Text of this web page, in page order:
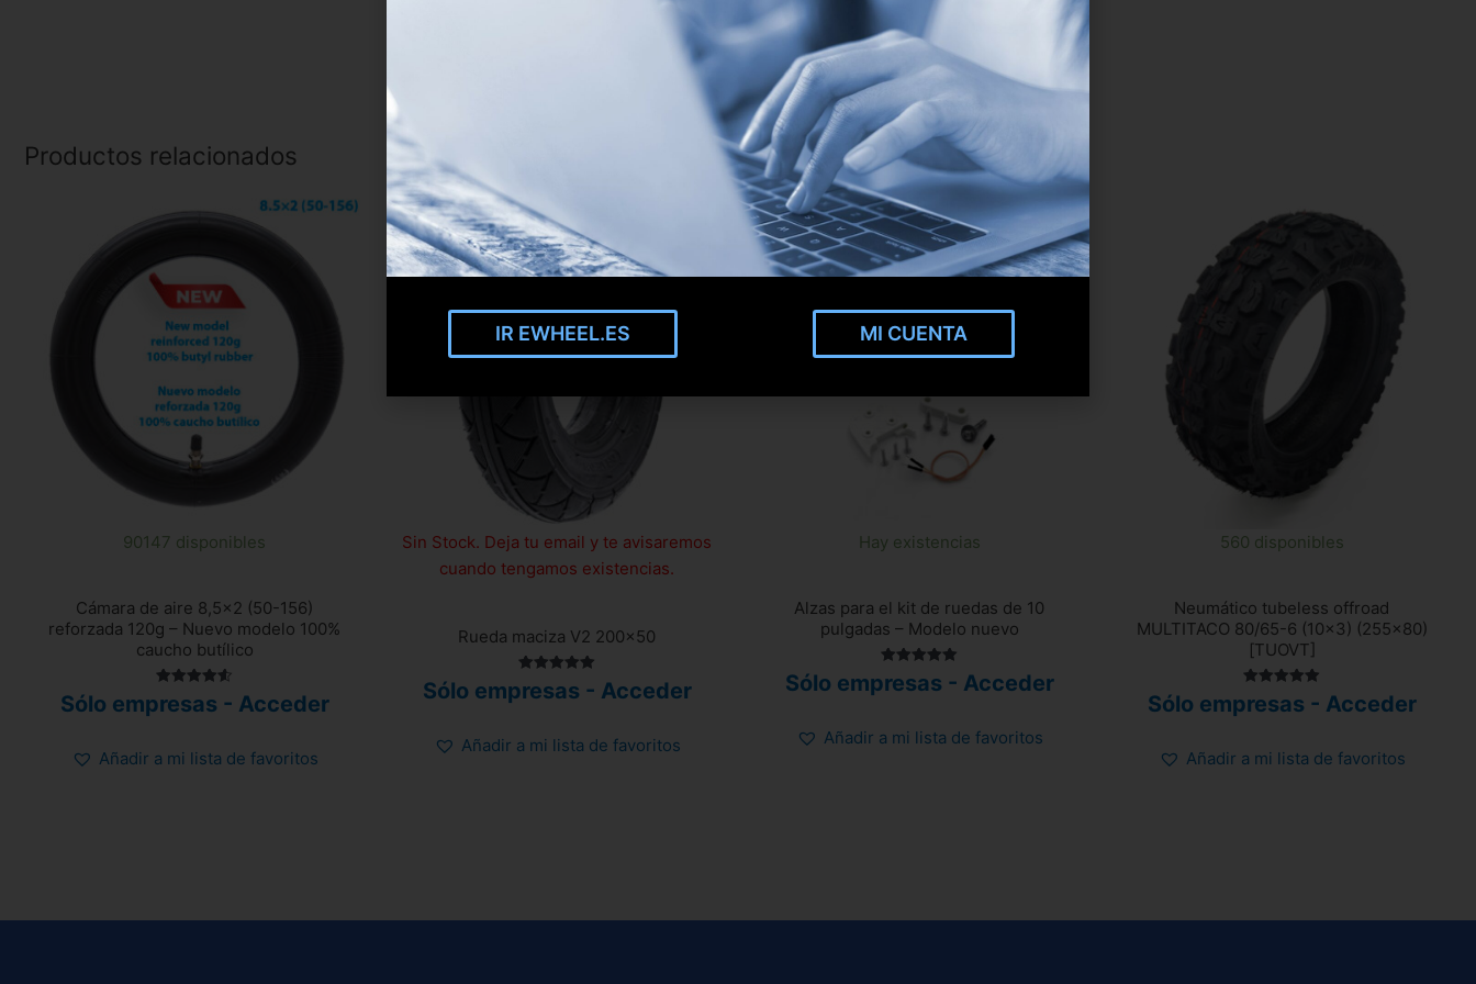
Productos relacionados
90147 disponibles
Cámara de aire 8,5×2 (50-156)
reforzada 120g – Nuevo modelo 100%
caucho butílico
con
Sólo empresas - Acceder
Añadir a mi lista de favoritos
Sin Stock. Deja tu email y te avisaremos
cuando tengamos existencias.
Rueda maciza V2 200×50
con
Sólo empresas - Acceder
Añadir a mi lista de favoritos
Hay existencias
Alzas para el kit de ruedas de 10
pulgadas – Modelo nuevo
con
Sólo empresas - Acceder
Añadir a mi lista de favoritos
560 disponibles
Neumático tubeless offroad
MULTITACO 80/65-6 (10×3) (255×80)
[TUOVT]
con
Sólo empresas - Acceder
Añadir a mi lista de favoritos
IR EWHEEL.ES MI CUENTA